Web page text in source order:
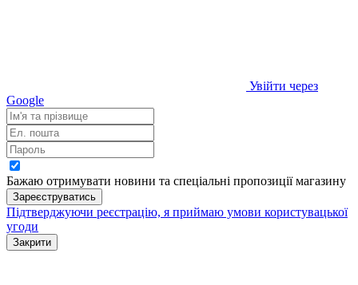
Увійти через
Google
Бажаю отримувати новини та спеціальні пропозиціїмагазину
Зареєструватись
Підтверджуючи реєстрацію, я приймаю умови користувацької
угоди
Закрити